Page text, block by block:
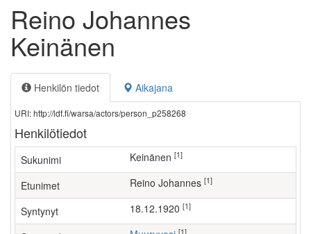
Reino Johannes
Keinänen
Henkilön tiedot Aikajana
URI: http://ldf.fi/warsa/actors/person_p258268
Henkilötiedot
Sukunimi Keinänen [1]
Etunimet Reino Johannes [1]
Syntynyt 18.12.1920 [1]
[1]